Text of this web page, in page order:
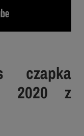
czapka
2020 z